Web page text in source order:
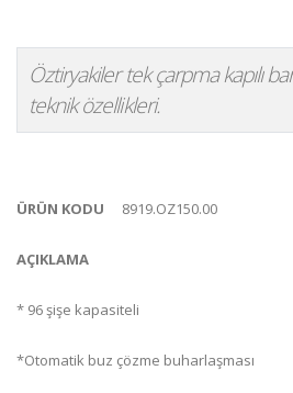
Öztiryakiler tek çarpma kapılı
teknik özellikleri.
ÜRÜN KODU 8919.OZ150.00
AÇIKLAMA
* 96 şişe kapasiteli
*Otomatik buz çözme buharlaşması